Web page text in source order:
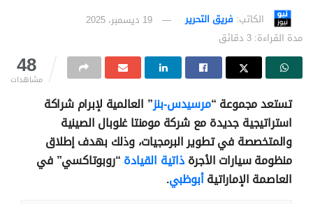
الكاتب: فريق التحرير
19 ديسمبر، 2025
مدة القراءة: 3 دقائق
48
مشاهدات
تستعد مجموعة “مرسيدس-بنز” العالمية لإبرام شراكة
استراتيجية جديدة مع شركة مومنتا غلوبال الصينية
والمتخصصة في تطوير البرمجيات، وذلك بهدف إطلاق
منظومة سيارات الأجرةذاتية القيادة“روبوتاكسي” في
العاصمة الإماراتيةأبوظبي.